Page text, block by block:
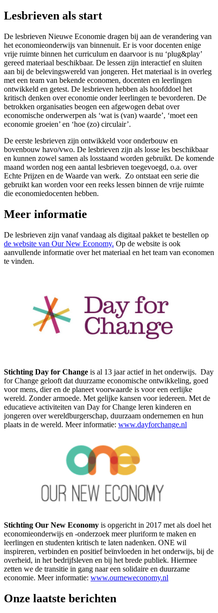
Lesbrieven als start
De lesbrieven Nieuwe Economie dragen bij aan de verandering van
het economieonderwijs van binnenuit. Er is voor docenten enige
vrije ruimte binnen het curriculum en daarvoor is nu ‘plug&play’
gereed materiaal beschikbaar. De lessen zijn interactief en sluiten
aan bij de belevingswereld van jongeren. Het materiaal is in overleg
met een team van bekende economen, docenten en leerlingen
ontwikkeld en getest. De lesbrieven hebben als hoofddoel het
kritisch denken over economie onder leerlingen te bevorderen. De
betrokken organisaties beogen een afgewogen debat over
economische onderwerpen als ‘wat is (van) waarde’, ‘moet een
economie groeien’ en ‘hoe (zo) circulair’.
De eerste lesbrieven zijn ontwikkeld voor onderbouw en
bovenbouw havo/vwo. De lesbrieven zijn als losse les beschikbaar
en kunnen zowel samen als losstaand worden gebruikt. De komende
maand worden nog een aantal lesbrieven toegevoegd, o.a. over
Echte Prijzen en de Waarde van werk. Zo ontstaat een serie die
gebruikt kan worden voor een reeks lessen binnen de vrije ruimte
die economiedocenten hebben.
Meer informatie
De lesbrieven zijn vanaf vandaag als digitaal pakket te bestellen op
de website van Our New Economy. Op de website is ook
aanvullende informatie over het materiaal en het team van economen
te vinden.
Stichting Day for Change is al 13 jaar actief in het onderwijs. Day
for Change gelooft dat duurzame economische ontwikkeling, goed
voor mens, dier en de planeet voorwaarde is voor een eerlijke
wereld. Zonder armoede. Met gelijke kansen voor iedereen. Met de
educatieve activiteiten van Day for Change leren kinderen en
jongeren over wereldburgerschap, duurzaam ondernemen en hun
plaats in de wereld. Meer informatie: www.dayforchange.nl
Stichting Our New Economy is opgericht in 2017 met als doel het
economieonderwijs en -onderzoek meer pluriform te maken en
leerlingen en studenten kritisch te laten nadenken. ONE wil
inspireren, verbinden en positief beïnvloeden in het onderwijs, bij de
overheid, in het bedrijfsleven en bij het brede publiek. Hiermee
zetten we de transitie in gang naar een solidaire en duurzame
economie. Meer informatie: www.ourneweconomy.nl
Onze laatste berichten